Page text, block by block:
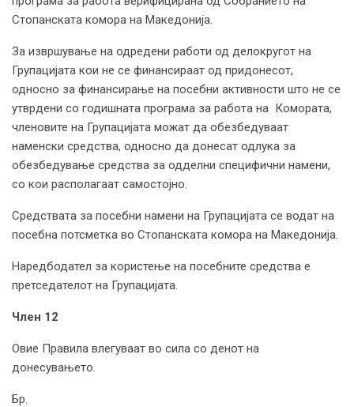
Стопанската комора на Македонија.
За извршување на одредени работи од делокругот на
Групацијата кои не се финансираат од придонесот,
односно за финансирање на посебни активности што не се
утврдени со годишната програма за работа на Комората,
членовите на Групацијата можат да обезбедуваат
наменски средства, односно да донесат одлука за
обезбедување средства за одделни специфични намени,
со кои располагаат самостојно.
Средствата за посебни намени на Групацијата се водат на
посебна потсметка во Стопанската комора на Македонија.
Наредбодател за користење на посебните средства е
претседателот на Групацијата.
Член 12
Овие Правила влегуваат во сила со денот на
донесувањето.
Бр.